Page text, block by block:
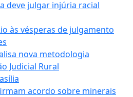
deve julgar injúria racial
às vésperas de julgamento
nova metodologia
Judicial Rural
acordo sobre minerais